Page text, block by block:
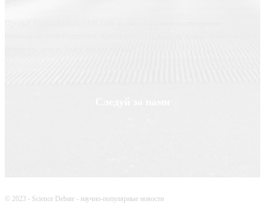
© 2023 - Science Debate - научно-популярные новости